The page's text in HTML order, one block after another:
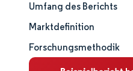
Marktanalyse
Trends und Einblicke
Umfang des Berichts
Marktdefinition
Forschungsmethodik